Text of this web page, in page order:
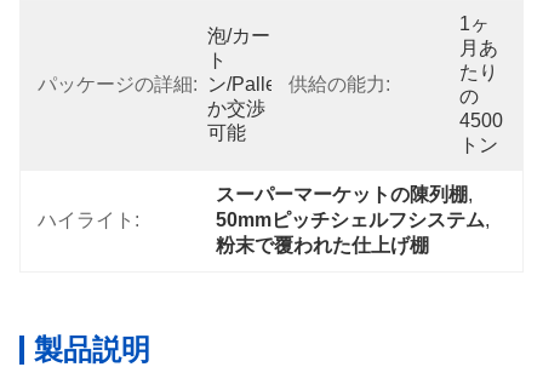
パッケージの詳細:
泡/カー
ト
ン/pallet
か交渉
可能
供給の能力:
1ヶ
月あ
たり
の
4500
トン
ハイライト:
スーパーマーケットの陳列棚,
50mmピッチシェルフシステム,
粉末で覆われた仕上げ棚
製品説明